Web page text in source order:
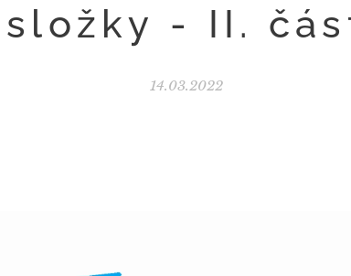
složky - II.
14.03.2022